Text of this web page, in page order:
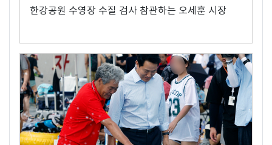
한강공원 수영장 수질 검사 참관하는 오세훈 시장